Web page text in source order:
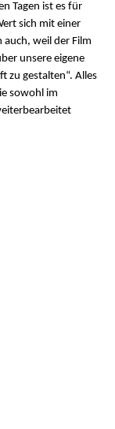
Tagen ist es für
sich mit einer
auch, weil der Film
unsere eigene
zu gestalten“. Alles
sowohl im